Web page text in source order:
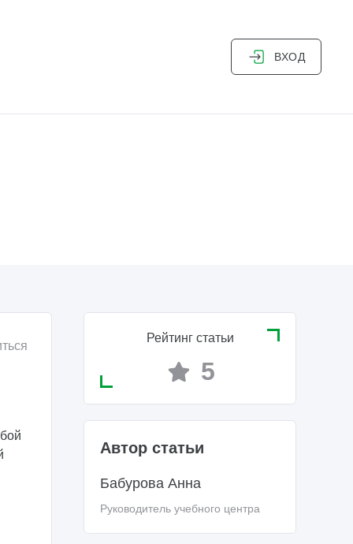
ВХОД
Рейтинг статьи
5
Автор статьи
Бабурова Анна
Руководитель учебного центра